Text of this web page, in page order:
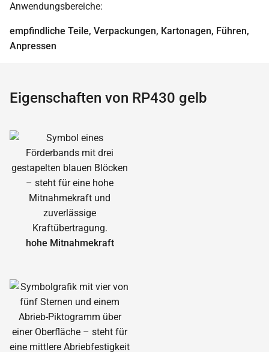
Anwendungsbereiche:
empfindliche Teile, Verpackungen, Kartonagen, Führen,
Anpressen
Eigenschaften von RP430 gelb
hohe Mitnahmekraft